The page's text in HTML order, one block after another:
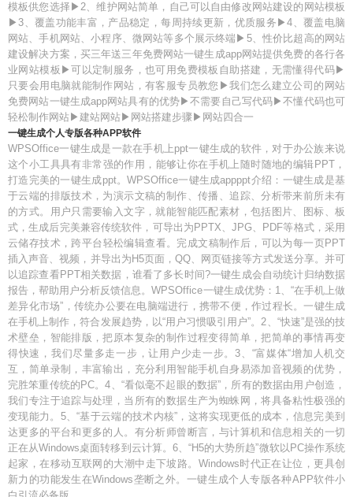
模板供您选择▶2、维护网站简单，自己可以自由修改网站建设的网站模板
▶3、覆盖功能丰富，产品稳定，每周持续更新，优质服务▶4、覆盖电脑
网站、手机网站、小程序、微网站等多个展示终端▶5、性价比超高的网站
建设解决方案，买三年送三年免费网站一键生成app网站提供免费的各行各
业网站模板▶可以定制服务，也可用免费模板自助搭建，无需懂得代码▶
只要会用电脑就能制作网站，有客服专员教您▶我们怎么建立公司的网站
免费网站一键生成app网站具有的优势▶不需要自己写代码▶不懂代码也可
轻松制作网站▶建站网站▶网站搭建步骤▶网站四合一
一键生成个人专版各种APP软件
WPSOffice一键生成是一款在手机上ppt一键生成的软件，对于办公族来说
这个小工具具有非常强的作用，能够让你在手机上随时随地的编辑PPT，
打造完美的一键生成ppt。WPSOffice一键生成appppt介绍：一键生成是基
于云端的排版技术，为演示文稿的制作、传播、追踪、分析带来前所未有
的方式。用户只需要输入文字，就能智能匹配素材，包括图片、图标、板
式，生成后完美兼容传统软件，可导出为PPTX、JPG、PDF等格式，采用
云储存技术，跨平台轻松编辑查看。完成文稿制作后，可以为每一页PPT
插入声音、视频，并导出为H5页面，QQ、网页链接等方式发送分享。并可
以追踪查看PPT相关数据，谁看了多长时间?一键生成会自动统计归纳数据
报告，帮助用户分析反馈信息。WPSOffice一键生成优势：1、“在手机上做
差异化市场”，传统办公要在电脑端进行，携带不便，作过程长。一键生成
在手机上制作，符合发展趋势，以“用户习惯吸引用户”。2、“快速”是强的技
术壁垒，智能排版，把原本复杂的制作过程变得简单，把简单的事情再变
得快速，我们尽量多走一步，让用户少走一步。3、“富媒体“增加人机交
互，简单录制，丰富输出，充分利用智能手机自身易添加音视频的优势，
完胜笨重传统的PC。4、“看似毫不起眼的数据”，所有的数据由用户创造，
我们专注于追踪与处理，当所有的数据生产为蜘蛛网，将具备粘性极强的
变现能力。5、“基于云端的技术内核”，这将实现更低的成本，信息完美到
达更多的平台和更多的人。有分析师曾断言，与计算机和信息相关的一切
正在从Windows桌面转移到云计算。6、“H5的大势所趋”微软以PC操作系统
起家，在移动互联网的大潮中走下坡路。Windows时代正在让位，更具创
新力的功能发生在Windows垄断之外。一键生成个人专版各种APP软件小